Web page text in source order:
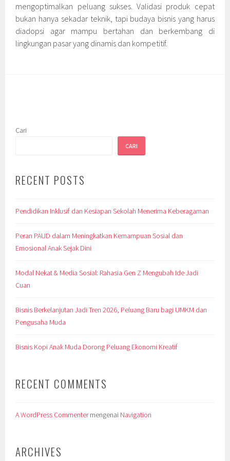
mengoptimalkan peluang sukses. Validasi produk cepat
bukan hanya sekadar teknik, tapi budaya bisnis yang harus
diadopsi agar mampu bertahan dan berkembang di
lingkungan pasar yang dinamis dan kompetitif.
Cari
CARI
RECENT POSTS
Pendidikan Inklusif dan Kesiapan Sekolah Menerima Keberagaman
Peran PAUD dalam Meningkatkan Kemampuan Sosial dan
Emosional Anak Sejak Dini
Modal Nekat & Media Sosial: Rahasia Gen Z Mengubah Ide Jadi
Cuan
Bisnis Berkelanjutan Jadi Tren 2026, Peluang Baru bagi UMKM dan
Pengusaha Muda
Bisnis Kopi Anak Muda Dorong Peluang Ekonomi Kreatif
RECENT COMMENTS
A WordPress Commentermengenai Navigation
ARCHIVES